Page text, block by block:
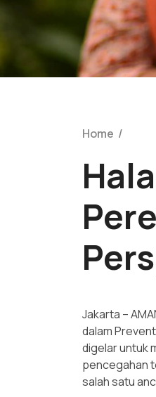
Home /
Jakarta –
dalam
digelar untuk
pencegahan
salah satu